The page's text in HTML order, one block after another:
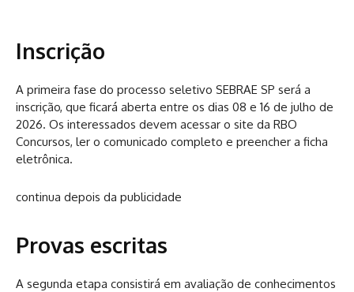
Inscrição
A primeira fase do processo seletivo SEBRAE SP será a
inscrição, que ficará aberta entre os dias 08 e 16 de julho de
2026. Os interessados devem acessar o site da RBO
Concursos, ler o comunicado completo e preencher a ficha
eletrônica.
continua depois da publicidade
Provas escritas
A segunda etapa consistirá em avaliação de conhecimentos